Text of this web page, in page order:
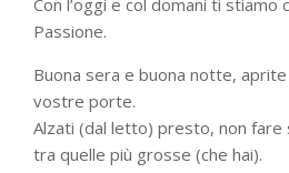
Passione.
Buona sera e buona notte,
vostre porte.
Alzati (dal letto) presto, non fare
tra quelle più grosse (che hai).